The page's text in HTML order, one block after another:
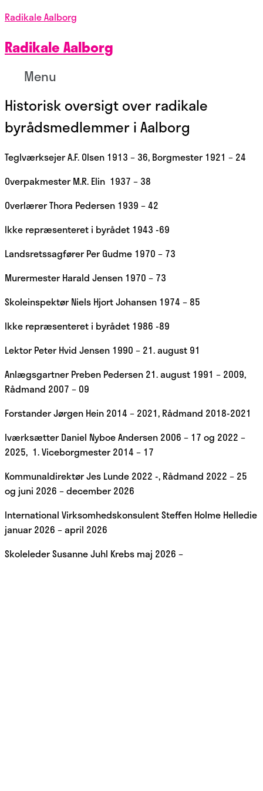
Radikale Aalborg
Radikale Aalborg
Menu
Historisk oversigt over radikale
byrådsmedlemmer i Aalborg
Teglværksejer A.F. Olsen 1913 – 36, Borgmester 1921 – 24
Overpakmester M.R. Elin 1937 – 38
Overlærer Thora Pedersen 1939 – 42
Ikke repræsenteret i byrådet 1943 -69
Landsretssagfører Per Gudme 1970 – 73
Murermester Harald Jensen 1970 – 73
Skoleinspektør Niels Hjort Johansen 1974 – 85
Ikke repræsenteret i byrådet 1986 -89
Lektor Peter Hvid Jensen 1990 – 21. august 91
Anlægsgartner Preben Pedersen 21. august 1991 – 2009,
Rådmand 2007 – 09
Forstander Jørgen Hein 2014 – 2021, Rådmand 2018-2021
Iværksætter Daniel Nyboe Andersen 2006 – 17 og 2022 –
2025, 1. Viceborgmester 2014 – 17
Kommunaldirektør Jes Lunde 2022 -, Rådmand 2022 – 25
og juni 2026 – december 2026
International Virksomhedskonsulent Steffen Holme Helledie
januar 2026 – april 2026
Skoleleder Susanne Juhl Krebs maj 2026 –